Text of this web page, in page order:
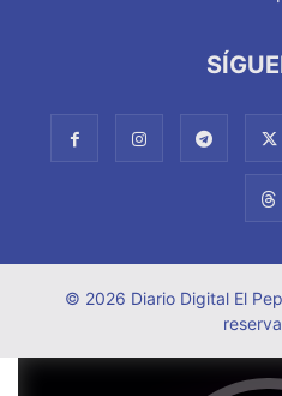
© 2026 Diario Digital El